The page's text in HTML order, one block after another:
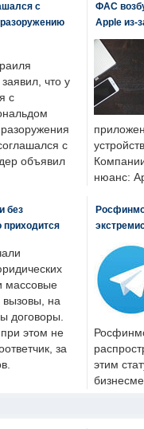
с
что у
с
с
объявил
ФАС
Apple из-
нюанс:
без
приходится
массовые
вызовы, на
договоры.
этом не
за
этим